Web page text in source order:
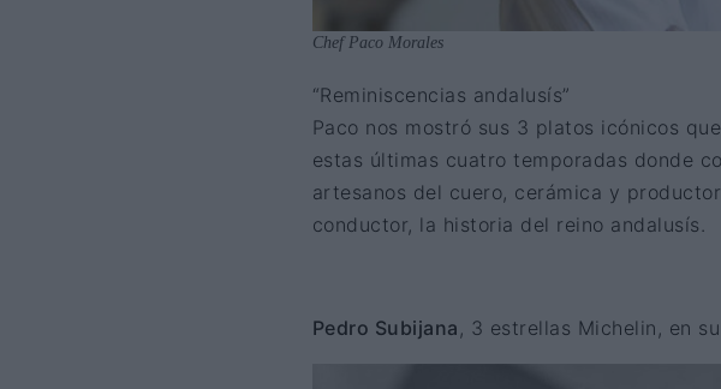
Chef Paco Morales
“Reminiscencias andalusís”
Paco nos mostró sus 3 platos icónicos
estas últimas cuatro temporadas donde
artesanos del cuero, cerámica y
conductor, la historia del reino andalusís.
Pedro Subijana , 3 estrellas Michelin, en